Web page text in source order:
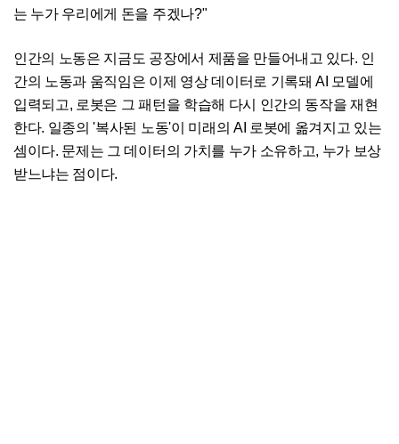
는 누가 우리에게 돈을 주겠나?"
인간의 노동은 지금도 공장에서 제품을 만들어내고 있다. 인
간의 노동과 움직임은 이제 영상 데이터로 기록돼 AI 모델에
입력되고, 로봇은 그 패턴을 학습해 다시 인간의 동작을 재현
한다. 일종의 '복사된 노동'이 미래의 AI 로봇에 옮겨지고 있는
셈이다. 문제는 그 데이터의 가치를 누가 소유하고, 누가 보상
받느냐는 점이다.